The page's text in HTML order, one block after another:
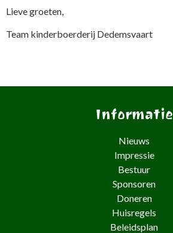
Lieve groeten,
Team kinderboerderij Dedemsvaart
Informatie
Nieuws
Impressie
Bestuur
Sponsoren
Doneren
Huisregels
Beleidsplan